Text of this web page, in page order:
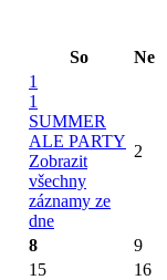
So Ne
1
1
SUMMER
ALE PARTY
Zobrazit
všechny
záznamy ze
dne
2
8
9
15
16